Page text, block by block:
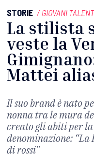
STORIE / GIOVANI
La stilista
veste la
Mattei
Il suo brand è nato
nonna tra le mura
creato gli abiti per
denominazione:
di rossi”